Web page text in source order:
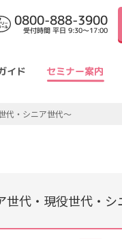
0800-888-3900
受付時間 平日 9:30～17:00
イド セミナー案内
代・シニア世代～
世代・現役世代・シ